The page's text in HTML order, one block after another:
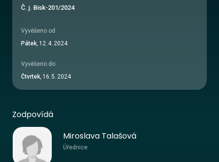
Č. j. Bisk-201/2024
Vyvěšeno od
Pátek, 12. 4. 2024
Vyvěšeno do
Čtvrtek, 16.5. 2024
Zodpovídá
Miroslava Talašová
Úřednice